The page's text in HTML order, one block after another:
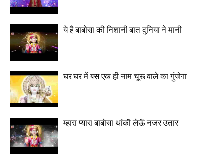
ये है बाबोसा की निशानी बात दुनिया ने मानी
घर घर में बस एक ही नाम चूरू वाले का गुंजेगा
म्हारा प्यारा बाबोसा थांकी लेऊँ नजर उतार